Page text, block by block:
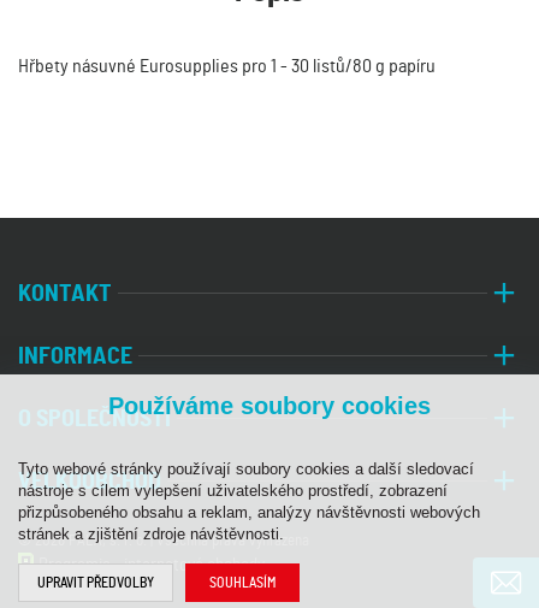
Hřbety násuvné Eurosupplies pro 1 - 30 listů/80 g papíru
KONTAKT
INFORMACE
O SPOLEČNOSTI
VELKOOBCHOD
© 2026 PALA, s. r. o. | Všechna práva vyhrazena
Programia - internetové obchody
Používáme soubory cookies
Tyto webové stránky používají soubory cookies a další sledovací
nástroje s cílem vylepšení uživatelského prostředí, zobrazení
přizpůsobeného obsahu a reklam, analýzy návštěvnosti webových
stránek a zjištění zdroje návštěvnosti.
UPRAVIT PŘEDVOLBY SOUHLASÍM